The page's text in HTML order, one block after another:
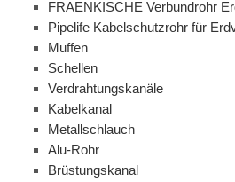
FRAENKISCHE Verbundrohr
Pipelife Kabelschutzrohr für
Muffen
Schellen
Verdrahtungskanäle
Kabelkanal
Metallschlauch
Alu-Rohr
Brüstungskanal